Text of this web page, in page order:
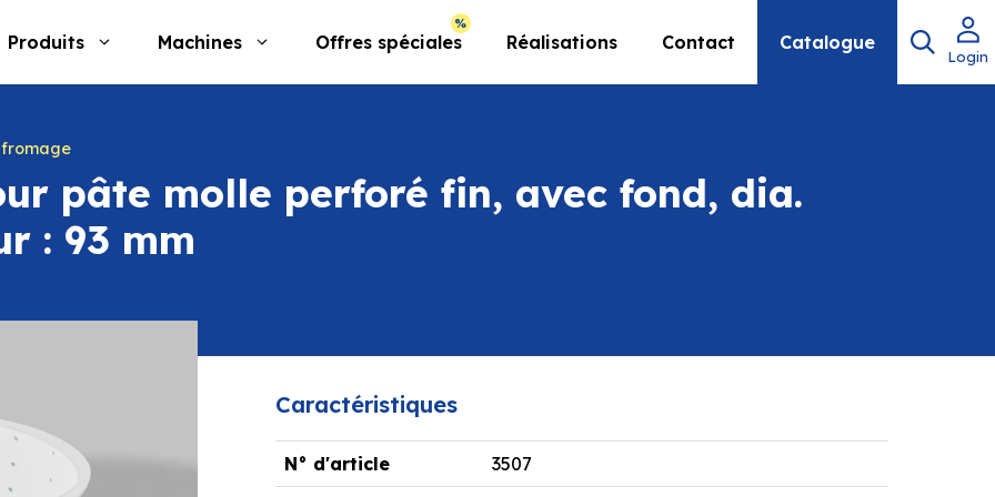
Produits Machines Offres spéciales Réalisations Contact Catalogue
Login
pâte molle perforé fin, avec fond, dia.
: 93 mm
Caractéristiques
N° d'article 3507